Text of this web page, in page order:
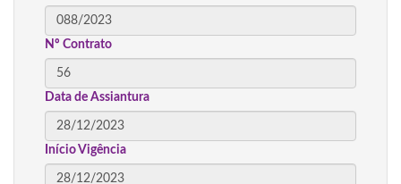
Nº Contrato
Data de Assiantura
Início Vigência